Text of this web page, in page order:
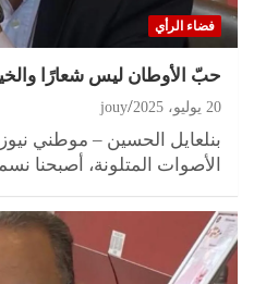
فضاء الرأي
حبّ الأوطان ليس شعارًا
20 يوليو، 2025 jouy
بنلعايل الحسين – موطني
الأصوات المتلونة، أصبحنا